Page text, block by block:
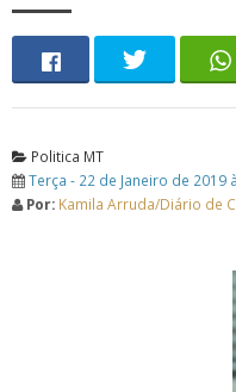
Politica MT
Terça - 22 de Janeiro de 2019
Por: Kamila Arruda/Diário de